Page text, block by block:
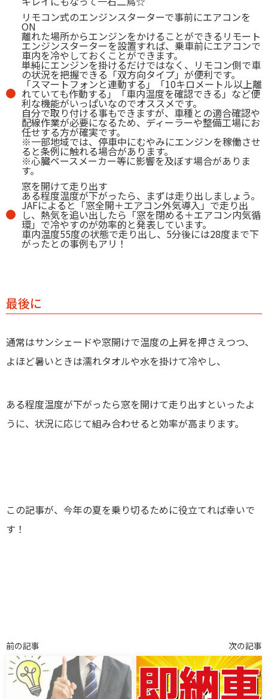
リモコン式のエンジンスターターで事前にエアコンを
ON
離れた場所からエンジンをかけることができるリモート
エンジンスターターを設置すれば、乗車前にエアコンで
車内を冷やしておくことができます。
単純にエンジンを掛けるだけではなく、リモコン側で車
の状況を把握できる「双方向タイプ」が便利です。
「スマートフォンと連動する」「10キロメートル以上離
れていても作動する」「車内温度を確認できる」など便
利な機能がいっぱいなのでオススメです。
自分で取り付ける事もできますが、車種との適合確認や
配線作業が必要になるため、ディーラーや整備工場にお
任せする方が確実です。
※一部地域では、停車中にむやみにエンジンを稼働させ
ると条例に触れる場合があります。
※心臓ペースメーカー等に影響を及ぼす場合がありま
す。
窓を開けて走り出す
ある程度温度が下がったら、まずは走り出しましょう。
JAFによると「窓全開＋エアコン外気導入」で走り出
し、熱気を追い出したら「窓を閉める＋エアコン内気循
環」で冷やすのが効率的と発表しています。
車内温度55度の状態で走り出し、5分後には28度まで下
がったとの事例もアリ！
最後に
通常はサンシェードや窓開けで温度の上昇を押さえつつ、
よほど暑いときは濡れタオルや水を掛けて冷やし、
ある程度温度が下がったら窓を開けて走り出すといったよ
うに、状況に応じて組み合わせると効率が高まります。
この記事が、今年の夏を乗り切るために役立てれば幸いで
す！
前の記事 次の記事